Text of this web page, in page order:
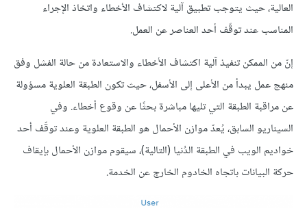
العالية، حيث يتوجب تطبيق آلية لاكتشاف الأخطاء واتخاذ الإجراء
المناسب عند توقّف أحد العناصر عن العمل.
إنّ من الممكن تنفيذ آلية اكتشاف الأخطاء والاستعادة من حالة الفشل وفق
منهج عمل يبدأ من الأعلى إلى الأسفل، حيث تكون الطبقة العلوية مسؤولة
عن مراقبة الطبقة التي تليها مباشرة بحثًا عن وقوع أخطاء. وفي
السيناريو السابق، يُعدّ موازن الأحمال هو الطبقة العلوية وعند توقّف أحد
خواديم الويب في الطبقة الدُنيا (التالية)، سيقوم موازن الأحمال بإيقاف
حركة البيانات باتجاه الخادوم الخارج عن الخدمة.